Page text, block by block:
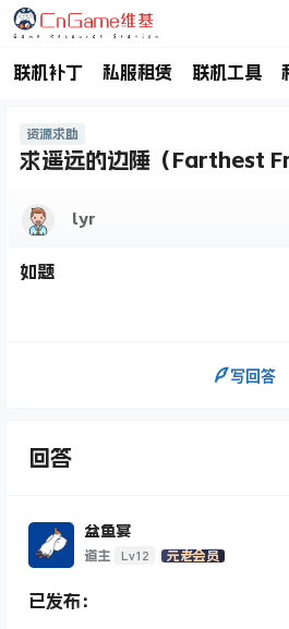
联机补丁 私服租赁 联机工具
资源求助
求遥远的边陲（Farthest
lyr
如题
写回答
回答
盆鱼宴
道主 Lv12 元老会员
已发布：